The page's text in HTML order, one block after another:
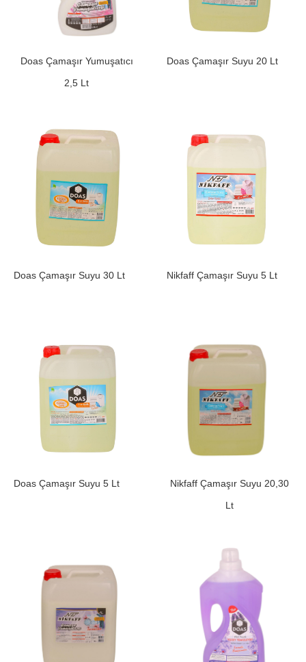
Doas Çamaşır Yumuşatıcı
2,5 Lt
Doas Çamaşır Suyu 20 Lt
Doas Çamaşır Suyu 30 Lt Nikfaff Çamaşır Suyu 5 Lt
Doas Çamaşır Suyu 5 Lt
Nikfaff Çamaşır Suyu 20,30
Lt